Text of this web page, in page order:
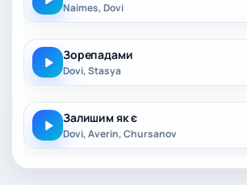
Naimes, Dovi
Зорепадами
Dovi, Stasya
Залишим як є
Dovi, Averin, Chursanov